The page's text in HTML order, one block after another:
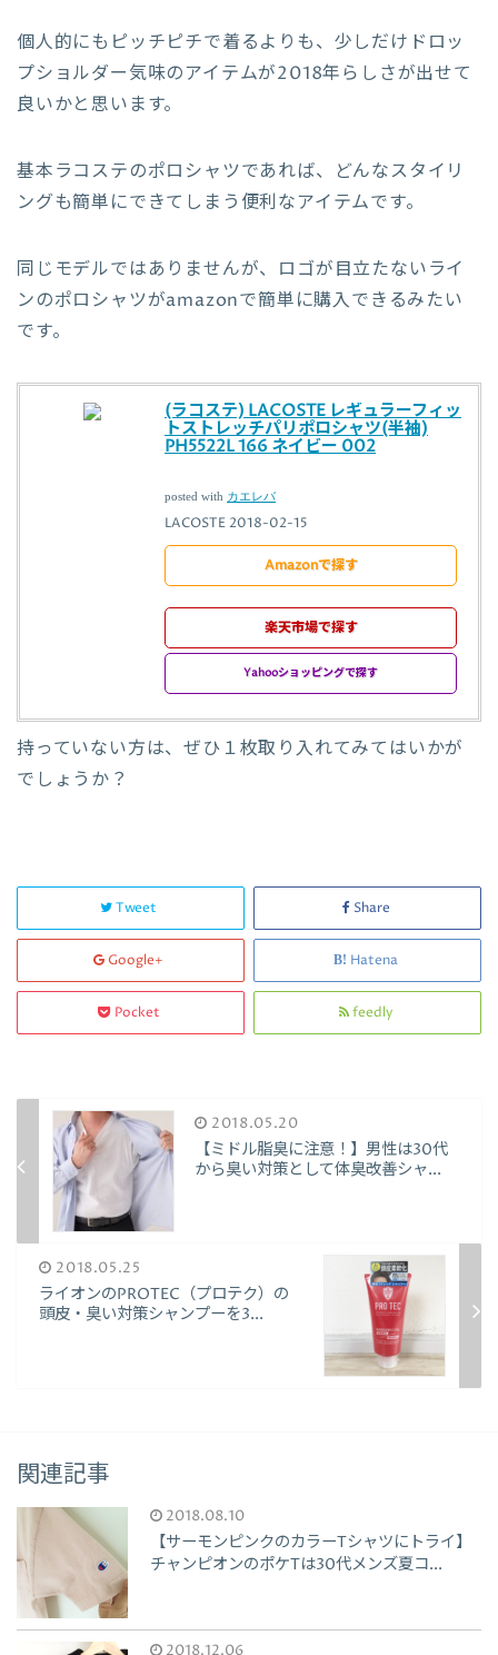
個人的にもピッチピチで着るよりも、少しだけドロッ
プショルダー気味のアイテムが2018年らしさが出せて
良いかと思います。
基本ラコステのポロシャツであれば、どんなスタイリ
ングも簡単にできてしまう便利なアイテムです。
同じモデルではありませんが、ロゴが目立たないライ
ンのポロシャツがamazonで簡単に購入できるみたい
です。
(ラコステ) LACOSTE レギュラーフィッ
トストレッチパリポロシャツ(半袖)
PH5522L 166 ネイビー 002
posted with カエレバ
LACOSTE 2018-02-15
Amazonで探す
楽天市場で探す
Yahooショッピングで探す
持っていない方は、ぜひ１枚取り入れてみてはいかが
でしょうか？
Tweet Share
Google+ Hatena
Pocket feedly
2018.05.20
【ミドル脂臭に注意！】男性は30代
から臭い対策として体臭改善シャ...
2018.05.25
ライオンのPROTEC（プロテク）の
頭皮・臭い対策シャンプーを3...
関連記事
2018.08.10
【サーモンピンクのカラーTシャツにトライ】
チャンピオンのポケTは30代メンズ夏コ...